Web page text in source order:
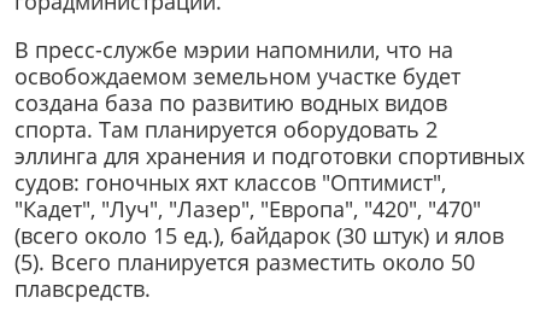
В пресс-службе мэрии напомнили, что на
освобождаемом земельном участке будет
создана база по развитию водных видов
спорта. Там планируется оборудовать 2
эллинга для хранения и подготовки спортивных
судов: гоночных яхт классов "Оптимист",
"Кадет", "Луч", "Лазер", "Европа", "420", "470"
(всего около 15 ед.), байдарок (30 штук) и ялов
(5). Всего планируется разместить около 50
плавсредств.